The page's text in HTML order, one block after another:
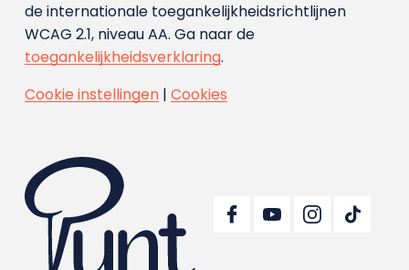
de internationale toegankelijkheidsrichtlijnen
WCAG 2.1, niveau AA. Ga naar de
toegankelijkheidsverklaring.
Cookie instellingen| Cookies